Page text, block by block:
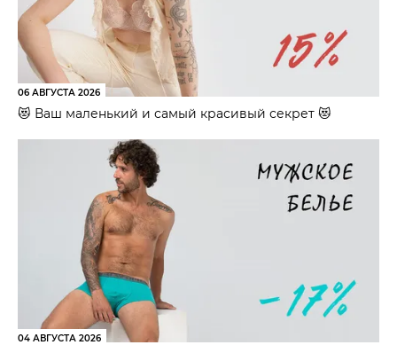
06 АВГУСТА 2026
😻 Ваш маленький и самый красивый секрет 😻
04 АВГУСТА 2026